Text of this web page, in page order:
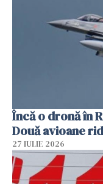
Încă o dronă în
Două avioane
27 IULIE 2026